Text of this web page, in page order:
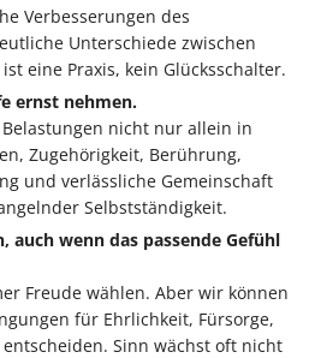
Verbesserungen des
Unterschiede zwischen
eine Praxis, kein Glücksschalter.
ernst nehmen.
nicht nur allein in
Zugehörigkeit, Berührung,
und verlässliche Gemeinschaft
Selbstständigkeit.
auch wenn das passende Gefühl
Freude wählen. Aber wir können
für Ehrlichkeit, Fürsorge,
Sinn wächst oft nicht